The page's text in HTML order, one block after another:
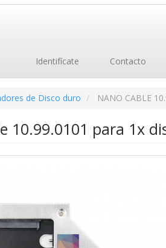
Identifícate Contacto
de Disco duro NANO CABLE
10.99.0101 para 1x